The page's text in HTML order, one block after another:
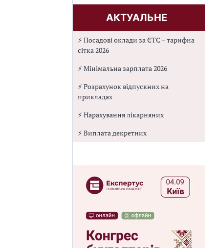
АКТУАЛЬНЕ
⚡ Посадові оклади за ЄТС – тарифна
сітка 2026
⚡ Мінімальна зарплата 2026
⚡ Розрахунок відпускних на
прикладах
⚡ Нарахування лікарняних
⚡ Виплата декретних